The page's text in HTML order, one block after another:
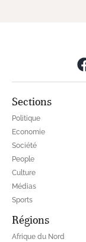
Sections
Politique
Economie
Société
People
Culture
Médias
Sports
Régions
Afrique du Nord